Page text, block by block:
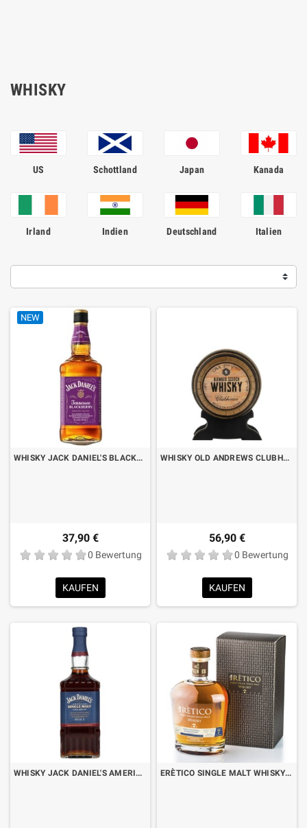
WHISKY
US Schottland Japan Kanada
Irland Indien Deutschland Italien
NEW
WHISKY JACK DANIEL'S BLACKBERRY LT.1 "FORMATO RISPARMIO"
37,90 €
0 Bewertung
KAUFEN
WHISKY OLD ANDREWS CLUBHOUSE CL.70
56,90 €
0 Bewertung
KAUFEN
WHISKY JACK DANIEL'S AMERICAN SINGLE MALT OLOROSO SHERRY CASK LT.1 ERÈTICO SINGLE MALT WHISKY 7 JAHRE IN GRAPPA- UND AMARONEFÄSSERN CL.70 MIT KOFFER